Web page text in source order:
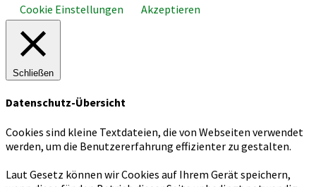
Cookie Einstellungen
Akzeptieren
Schließen
Datenschutz-Übersicht
Cookies sind kleine Textdateien, die von Webseiten verwendet
werden, um die Benutzererfahrung effizienter zu gestalten.
Laut Gesetz können wir Cookies auf Ihrem Gerät speichern,